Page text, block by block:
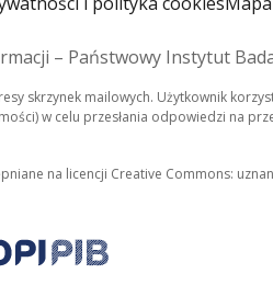
– Państwowy Instytut
skrzynek mailowych. Użytkownik
w celu przesłania odpowiedzi na
na licencji Creative Commons: